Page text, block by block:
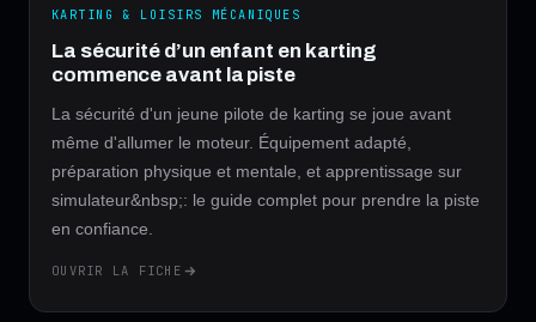
KARTING & LOISIRS MÉCANIQUES
La sécurité d’un enfant en karting
commence avant la piste
La sécurité d'un jeune pilote de karting se joue avant
même d'allumer le moteur. Équipement adapté,
préparation physique et mentale, et apprentissage sur
simulateur&nbsp;: le guide complet pour prendre la piste
en confiance.
OUVRIR LA FICHE